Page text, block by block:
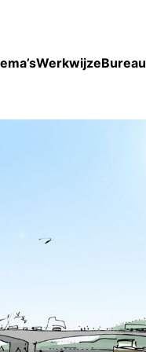
WerkwijzeBureau